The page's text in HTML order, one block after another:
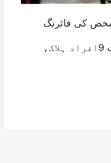
شخص کی فائرنگ
،ٹیچر اور طلباء سمیت 9افراد ہلاک،